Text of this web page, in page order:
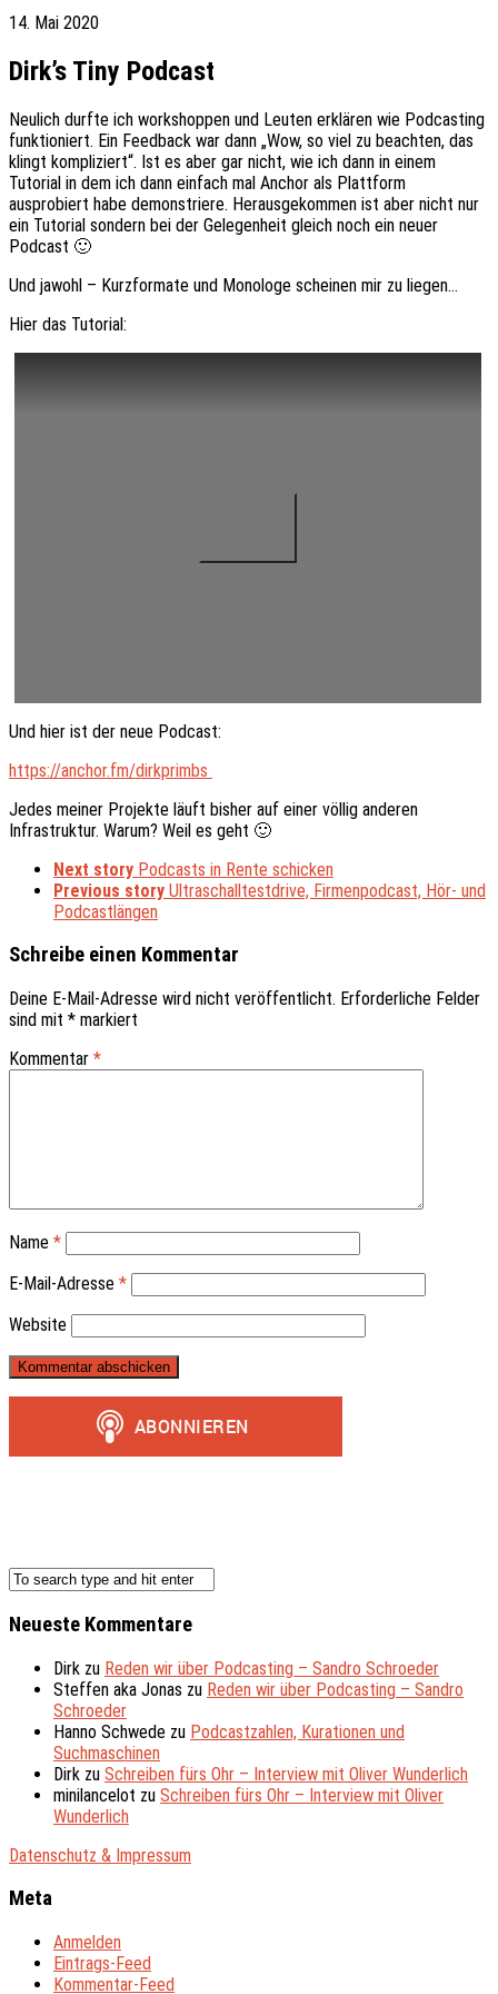
14. Mai 2020
Dirk’s Tiny Podcast
Neulich durfte ich workshoppen und Leuten erklären wie Podcasting
funktioniert. Ein Feedback war dann „Wow, so viel zu beachten, das
klingt kompliziert“. Ist es aber gar nicht, wie ich dann in einem
Tutorial in dem ich dann einfach mal Anchor als Plattform
ausprobiert habe demonstriere. Herausgekommen ist aber nicht nur
ein Tutorial sondern bei der Gelegenheit gleich noch ein neuer
Podcast 🙂
Und jawohl – Kurzformate und Monologe scheinen mir zu liegen…
Hier das Tutorial:
Und hier ist der neue Podcast:
https://anchor.fm/dirkprimbs
Jedes meiner Projekte läuft bisher auf einer völlig anderen
Infrastruktur. Warum? Weil es geht 🙂
Next story Podcasts in Rente schicken
Previous story Ultraschalltestdrive, Firmenpodcast, Hör- und
Podcastlängen
Schreibe einen Kommentar
Deine E-Mail-Adresse wird nicht veröffentlicht. Erforderliche Felder
sind mit * markiert
Kommentar *
Name *
E-Mail-Adresse *
Website
Neueste Kommentare
Dirk zu Reden wir über Podcasting – Sandro Schroeder
Steffen aka Jonas zu Reden wir über Podcasting – Sandro
Schroeder
Hanno Schwede zu Podcastzahlen, Kurationen und
Suchmaschinen
Dirk zu Schreiben fürs Ohr – Interview mit Oliver Wunderlich
minilancelot zu Schreiben fürs Ohr – Interview mit Oliver
Wunderlich
Datenschutz & Impressum
Meta
Anmelden
Eintrags-Feed
Kommentar-Feed